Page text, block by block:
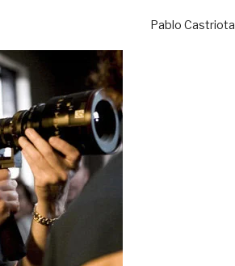
Pablo Castriota